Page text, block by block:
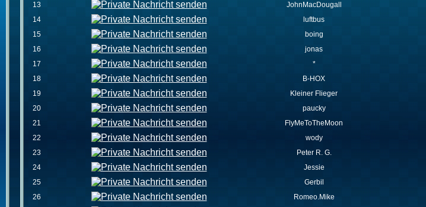
13
JohnMacDougall
14
luftbus
15
boing
16
jonas
17
*
18
B-HOX
19
Kleiner Flieger
20
paucky
21
FlyMeToTheMoon
22
wody
23
Peter R. G.
24
Jessie
25
Gerbil
26
Romeo.Mike